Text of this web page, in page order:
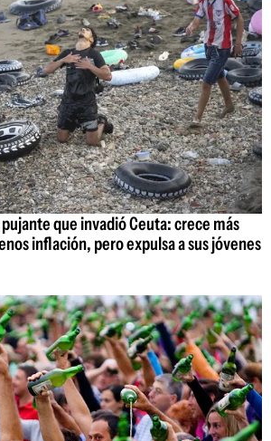
que invadió Ceuta: crece más
inflación, pero expulsa a sus jóvenes